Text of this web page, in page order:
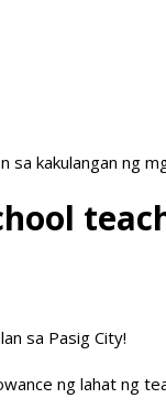
sa kakulangan ng
sa Pasig City!
ng lahat ng